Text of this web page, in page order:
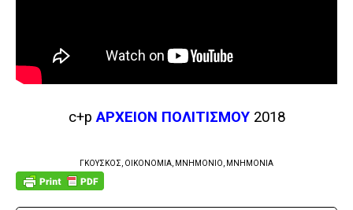
c+pΑΡΧΕΙΟΝ ΠΟΛΙΤΙΣΜΟΥ 2018
ΓΚΟΥΣΚΟΣ, ΟΙΚΟΝΟΜΙΑ, ΜΝΗΜΟΝΙΟ, ΜΝΗΜΟΝΙΑ